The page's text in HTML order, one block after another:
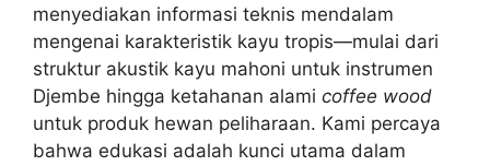
menyediakan informasi teknis mendalam
mengenai karakteristik kayu tropis—mulai dari
struktur akustik kayu mahoni untuk instrumen
Djembe hingga ketahanan alami coffee wood
untuk produk hewan peliharaan. Kami percaya
bahwa edukasi adalah kunci utama dalam